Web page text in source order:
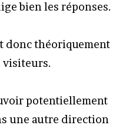
bien les réponses.
donc théoriquement
visiteurs.
potentiellement
une autre direction